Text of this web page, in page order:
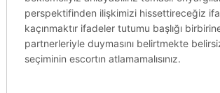
perspektifinden ilişkimizi hissettireceğiz
kaçınmaktır ifadeler tutumu başlığı
partnerleriyle duymasını belirtmekte
seçiminin escortın atlamamalısınız.